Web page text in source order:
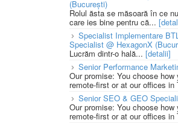
(București)
Rolul ăsta se măsoară în ce
care ies bine pentru că...
Specialist Implementare
Specialist @ HexagonX
Lucrăm dintr-o hală... [detalii]
Senior Performance
Our promise: You choose
remote-first or at our offices in
Senior SEO & GEO
Our promise: You choose
remote-first or at our offices in